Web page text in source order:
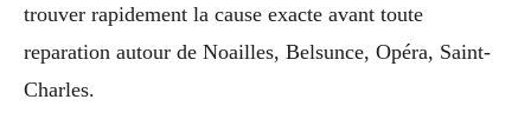
trouver rapidement la cause exacte avant toute
reparation autour de Noailles, Belsunce, Opéra, Saint-
Charles.